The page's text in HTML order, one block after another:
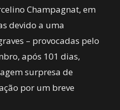
Champagnat, em
devido a uma
– provocadas pelo
após 101 dias,
surpresa de
por um breve